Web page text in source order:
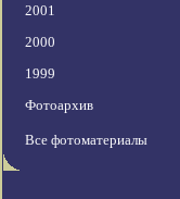
2001
2000
1999
Фотоархив
Все фотоматериалы